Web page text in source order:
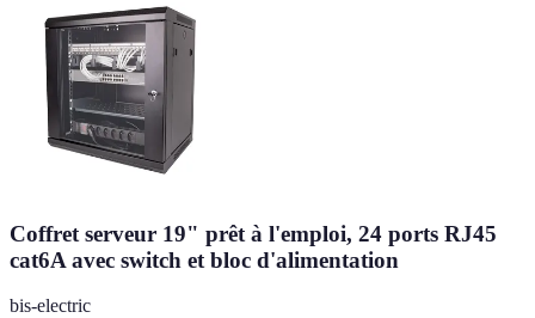
Coffret serveur 19" prêt à l'emploi, 24 ports RJ45
cat6A avec switch et bloc d'alimentation
bis-electric